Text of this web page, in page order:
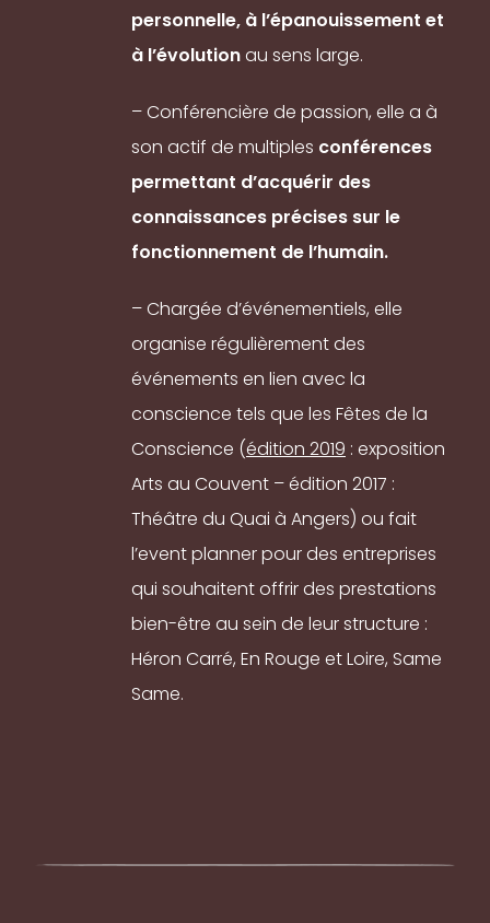
personnelle, à l’épanouissement et
à l’évolutionau sens large.
– Conférencière de passion, elle a à
son actif de multiples conférences
permettant d’acquérir des
connaissances précises sur le
fonctionnement de l’humain.
– Chargée d’événementiels, elle
organise régulièrement des
événements en lien avec la
conscience tels que les Fêtes de la
Conscience (édition 2019 : exposition
Arts au Couvent – édition 2017 :
Théâtre du Quai à Angers) ou fait
l’event planner pour des entreprises
qui souhaitent offrir des prestations
bien-être au sein de leur structure :
Héron Carré, En Rouge et Loire, Same
Same.